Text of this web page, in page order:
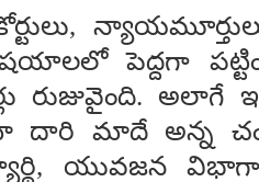
పెద్దగా
రుజువైంది. అలాగే
మా దారి మాదే అన్న
యువజన